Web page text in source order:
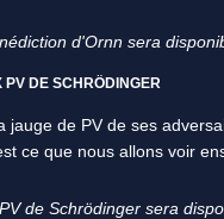
d'Ornn sera
PV DE SCHRÖDINGER
jauge de PV de ses
ce que nous allons voir
de Schrödinger sera